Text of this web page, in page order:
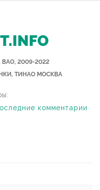
2009-2022
ТИНАО МОСКВА
комментарии